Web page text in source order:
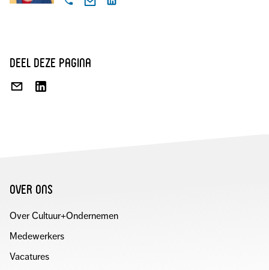
deel deze pagina
DEEL
DEEL
over ons
Over Cultuur+Ondernemen
Medewerkers
Vacatures